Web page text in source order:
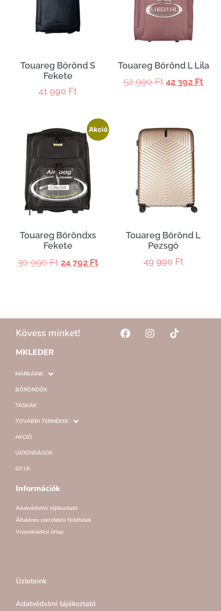
Touareg Bőrönd S
Fekete
41 990 Ft
Touareg Bőrönd L Lila
52 990Ft 42 392 Ft
Akció
Touareg Bőröndxs
Fekete
30 990Ft 24 792 Ft
Touareg Bőrönd L
Pezsgő
49 990 Ft
Kövess minket!
MKLEDER
MÁRKÁINK
BŐRÖNDÖK
TÁSKÁK
TOVÁBBI TERMÉKEK
AKCIÓ
ÚJDONSÁGOK
GY.I.K.
Információk
Adatvédelmi tájékoztató
Általános szerződési feltételek
Visszaküldési űrlap
Üzleteink
Adatvédelmi tájékoztató